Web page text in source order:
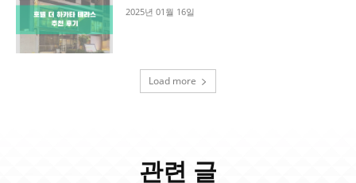
2025년 01월 16일
Load more
관련 글